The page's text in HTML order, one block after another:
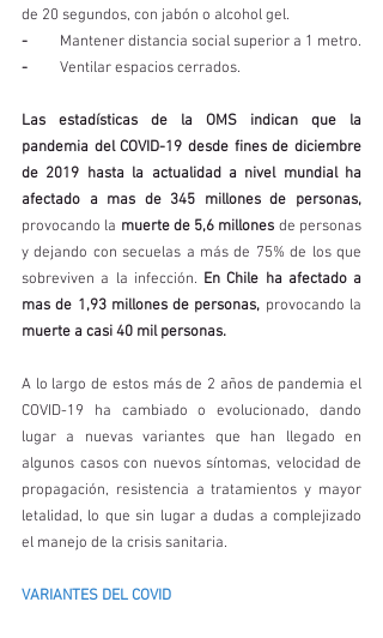
de 20 segundos, con jabón o alcohol gel.
-
-
        Ventilar espacios cerrados.
Las estadísticas de la OMS indican que la
pandemia del COVID-19 desde fines de diciembre
de 2019 hasta la actualidad a nivel mundial ha
provocando la muerte de 5,6 millones de personas
y dejando con secuelas a más de 75% de los que
sobreviven a la infección. En Chile ha afectado a
mas de 1,93 millones de personas, provocando la
muerte a casi 40 mil personas.
A lo largo de estos más de 2 años de pandemia el
COVID-19 ha cambiado o evolucionado, dando
lugar a nuevas variantes que han llegado en
algunos casos con nuevos síntomas, velocidad de
propagación, resistencia a tratamientos y mayor
letalidad, lo que sin lugar a dudas a complejizado
el manejo de la crisis sanitaria.
VARIANTES DEL COVID